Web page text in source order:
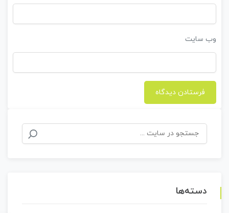
وب‌ سایت
جستجو
برای:
دسته‌ها